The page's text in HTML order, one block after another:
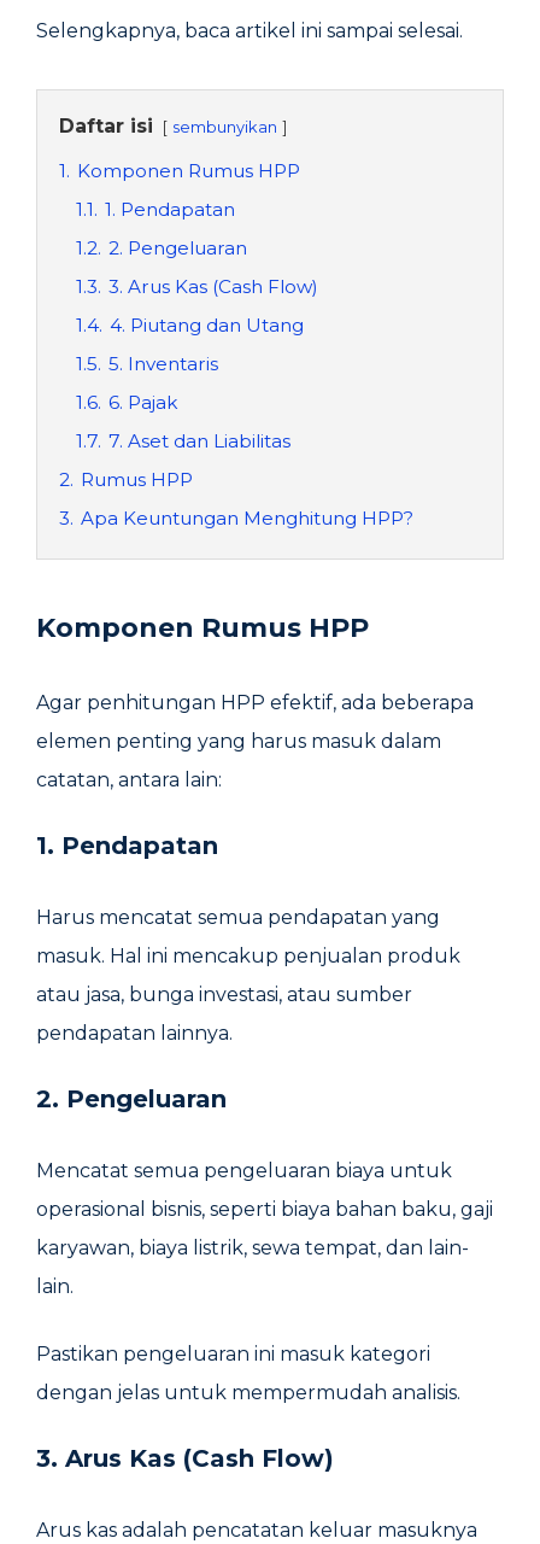
Selengkapnya, baca artikel ini sampai selesai.
Daftar isi sembunyikan
1. Komponen Rumus HPP
1.1. 1. Pendapatan
1.2. 2. Pengeluaran
1.3. 3. Arus Kas (Cash Flow)
1.4. 4. Piutang dan Utang
1.5. 5. Inventaris
1.6. 6. Pajak
1.7. 7. Aset dan Liabilitas
2. Rumus HPP
3. Apa Keuntungan Menghitung HPP?
Komponen Rumus HPP
Agar penhitungan HPP efektif, ada beberapa
elemen penting yang harus masuk dalam
catatan, antara lain:
1. Pendapatan
Harus mencatat semua pendapatan yang
masuk. Hal ini mencakup penjualan produk
atau jasa, bunga investasi, atau sumber
pendapatan lainnya.
2. Pengeluaran
Mencatat semua pengeluaran biaya untuk
operasional bisnis, seperti biaya bahan baku, gaji
karyawan, biaya listrik, sewa tempat, dan lain-
lain.
Pastikan pengeluaran ini masuk kategori
dengan jelas untuk mempermudah analisis.
3. Arus Kas (Cash Flow)
Arus kas adalah pencatatan keluar masuknya